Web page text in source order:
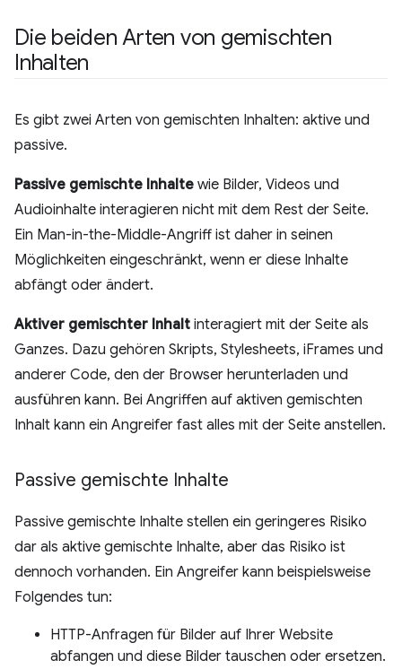
Die beiden Arten von gemischten
Inhalten
Es gibt zwei Arten von gemischten Inhalten: aktive und
passive.
Passive gemischte Inhalte wie Bilder, Videos und
Audioinhalte interagieren nicht mit dem Rest der Seite.
Ein Man-in-the-Middle-Angriff ist daher in seinen
Möglichkeiten eingeschränkt, wenn er diese Inhalte
abfängt oder ändert.
Aktiver gemischter Inhalt interagiert mit der Seite als
Ganzes. Dazu gehören Skripts, Stylesheets, iFrames und
anderer Code, den der Browser herunterladen und
ausführen kann. Bei Angriffen auf aktiven gemischten
Inhalt kann ein Angreifer fast alles mit der Seite anstellen.
Passive gemischte Inhalte
Passive gemischte Inhalte stellen ein geringeres Risiko
dar als aktive gemischte Inhalte, aber das Risiko ist
dennoch vorhanden. Ein Angreifer kann beispielsweise
Folgendes tun:
HTTP-Anfragen für Bilder auf Ihrer Website
abfangen und diese Bilder tauschen oder ersetzen.